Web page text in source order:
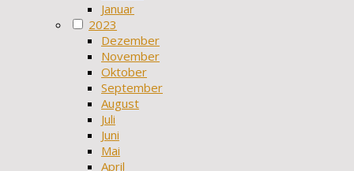
Januar
2023
Dezember
November
Oktober
September
August
Juli
Juni
Mai
April